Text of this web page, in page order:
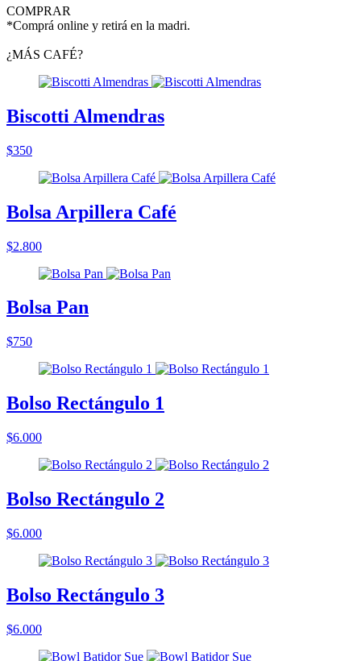
COMPRAR
*Comprá online y retirá en la madri.
¿MÁS CAFÉ?
Biscotti Almendras
$350
Bolsa Arpillera Café
$2.800
Bolsa Pan
$750
Bolso Rectángulo 1
$6.000
Bolso Rectángulo 2
$6.000
Bolso Rectángulo 3
$6.000